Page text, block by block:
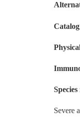
Severe